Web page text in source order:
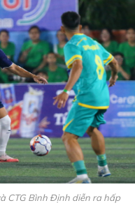
CTG Bình Định diễn ra hấp